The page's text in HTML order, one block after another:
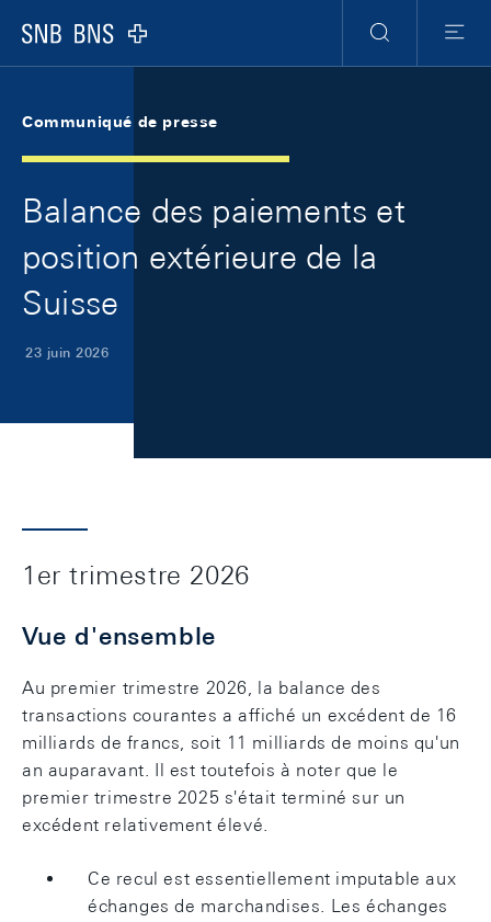
Logo
RechercheMenu
Communiqué de presse
Balance des paiements et
position extérieure de la
Suisse
23 juin 2026
1er trimestre 2026
Vue d'ensemble
Au premier trimestre 2026, la balance des
transactions courantes a affiché un excédent de 16
milliards de francs, soit 11 milliards de moins qu'un
an auparavant. Il est toutefois à noter que le
premier trimestre 2025 s'était terminé sur un
excédent relativement élevé.
Ce recul est essentiellement imputable aux
échanges de marchandises. Les échanges